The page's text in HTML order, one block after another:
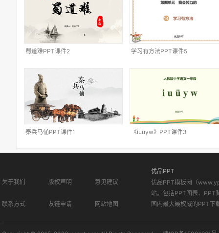
蜀道难PPT课件2 学习有方法PPT课件5
秦兵马俑PPT课件1 《iuüyw》PPT课件3
关于我们 版权声明 意见建议
联系方式 友链申请 网站地图
优品PPT
优品PPT模板网（
站。包括PPT图表、PPT
国内最大最权威的PPT下